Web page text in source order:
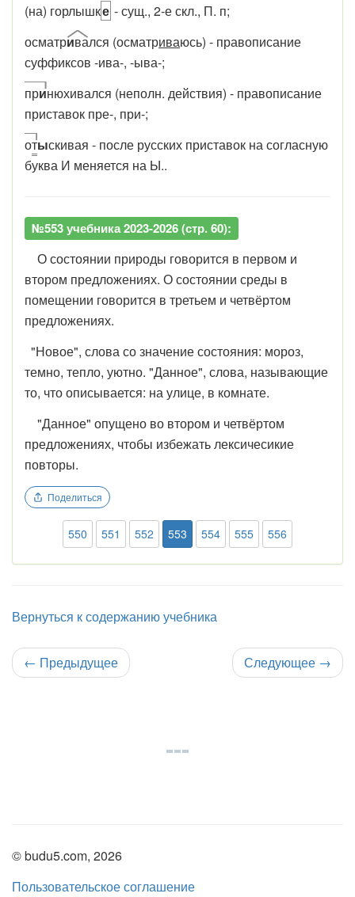
(на) горлышке - сущ., 2-е скл., П. п;
осматривался (осматриваюсь) - правописание
суффиксов -ива-, -ыва-;
принюхивался (неполн. действия) - правописание
приставок пре-, при-;
отыскивая - после русских приставок на согласную
буква И меняется на Ы..
№553 учебника 2023-2026 (стр. 60):
О состоянии природы говорится в первом и
втором предложениях. О состоянии среды в
помещении говорится в третьем и четвёртом
предложениях.
"Новое", слова со значение состояния: мороз,
темно, тепло, уютно. "Данное", слова, называющие
то, что описывается: на улице, в комнате.
"Данное" опущено во втором и четвёртом
предложениях, чтобы избежать лексичесикие
повторы.
Поделиться
550 551 552 553 554 555 556
Вернуться к содержанию учебника
← Предыдущее Следующее →
© budu5.com, 2026
Пользовательское соглашение